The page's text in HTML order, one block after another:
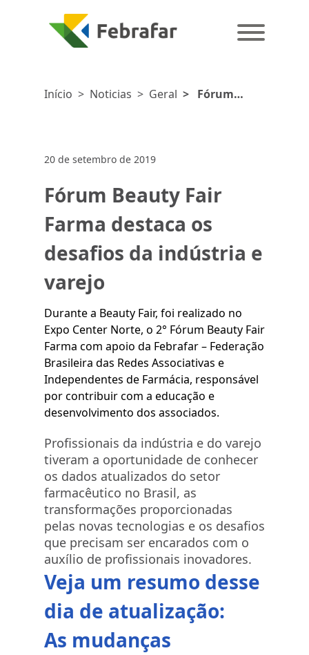
Início > Noticias > Geral > Fórum
20 de setembro de 2019
Fórum Beauty Fair
Farma destaca os
desafios da indústria e
varejo
Durante a Beauty Fair, foi realizado no
Expo Center Norte, o 2° Fórum Beauty Fair
Farma com apoio da Febrafar – Federação
Brasileira das Redes Associativas e
Independentes de Farmácia, responsável
por contribuir com a educação e
desenvolvimento dos associados.
Profissionais da indústria e do varejo
tiveram a oportunidade de conhecer
os dados atualizados do setor
farmacêutico no Brasil, as
transformações proporcionadas
pelas novas tecnologias e os desafios
que precisam ser encarados com o
auxílio de profissionais inovadores.
Veja um resumo desse
dia de atualização:
As mudanças